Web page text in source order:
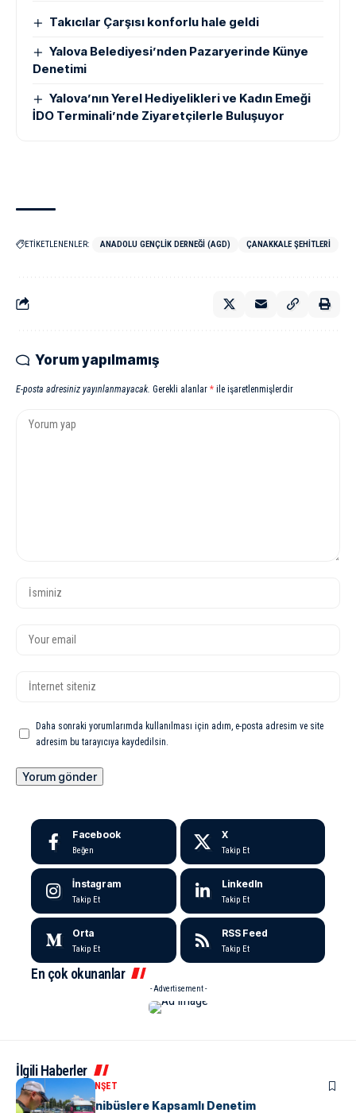
Takıcılar Çarşısı konforlu hale geldi
Yalova Belediyesi’nden Pazaryerinde Künye
Denetimi
Yalova’nın Yerel Hediyelikleri ve Kadın Emeği
İDO Terminali’nde Ziyaretçilerle Buluşuyor
ETİKETLENENLER: ANADOLU GENÇLIK DERNEĞI (AGD) ÇANAKKALE ŞEHITLERI
Yorum yapılmamış
E-posta adresiniz yayınlanmayacak. Gerekli alanlar * ile işaretlenmişlerdir
Daha sonraki yorumlarımda kullanılması için adım, e-posta adresim ve site
adresim bu tarayıcıya kaydedilsin.
Facebook
Beğen
X
Takip Et
İnstagram
Takip Et
LinkedIn
Takip Et
Orta
Takip Et
RSS Feed
Takip Et
En çok okunanlar
- Advertisement -
İlgili Haberler
KENT GÜNDEMI MANŞET
“M” Plakalı Minibüslere Kapsamlı Denetim